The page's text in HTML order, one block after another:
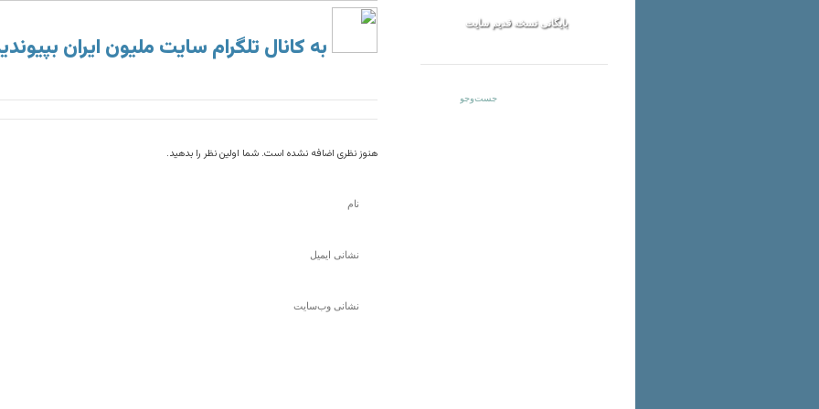
به کانال تلگرام سایت ملیون ایران
هنوز نظری اضافه نشده است. شما اولین نظر را بدهید.
بایگانی نسخه قدیم سایت